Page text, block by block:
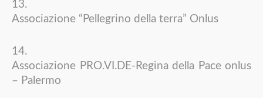
Associazione “Pellegrino della terra” Onlus
Associazione PRO.VI.DE-Regina della Pace onlus
– Palermo